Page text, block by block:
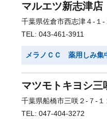
マルエツ新志津店
千葉県佐倉市西志津４-１-
TEL: 043-461-3911
メラノＣＣ 薬用しみ集
マツモトキヨシ三
千葉県船橋市三咲２-７-１
TEL: 047-404-3272